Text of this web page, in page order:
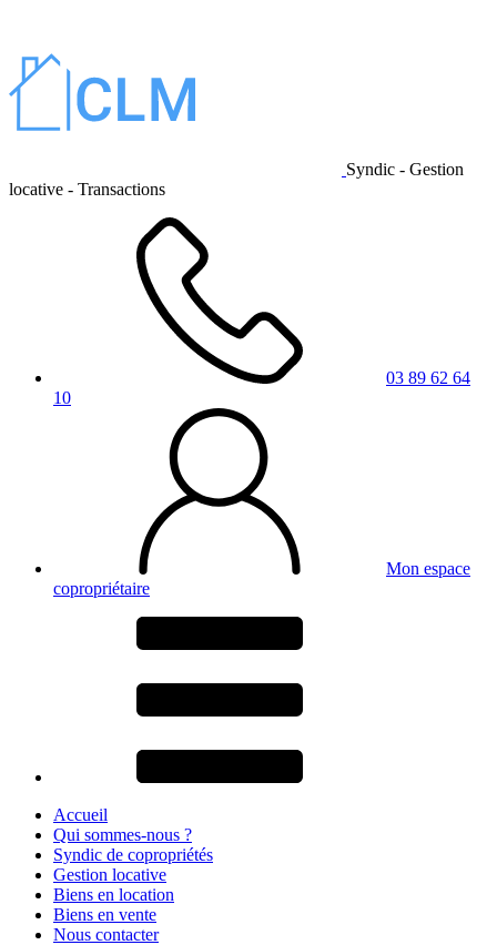
Syndic - Gestion
locative - Transactions
03 89 62 64
10
Mon espace
copropriétaire
Accueil
Qui sommes-nous ?
Syndic de copropriétés
Gestion locative
Biens en location
Biens en vente
Nous contacter